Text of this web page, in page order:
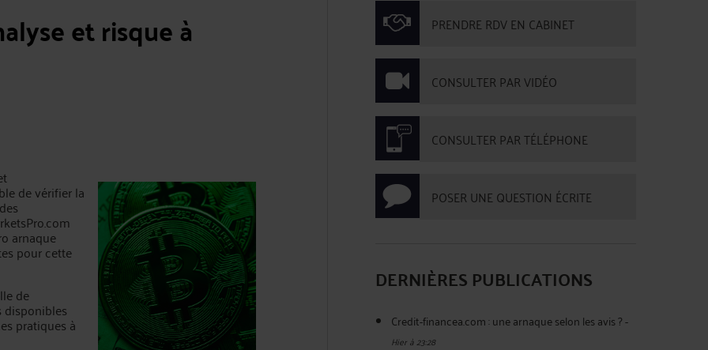
et risque à
de vérifier la
arnaque
pour cette
de
disponibles
pratiques à
PRENDRE RDV EN CABINET
CONSULTER PAR VIDÉO
CONSULTER PAR TÉLÉPHONE
POSER UNE QUESTION ÉCRITE
DERNIÈRES PUBLICATIONS
Credit-financea.com : une arnaque selon les avis ?-
Hier à 23:28